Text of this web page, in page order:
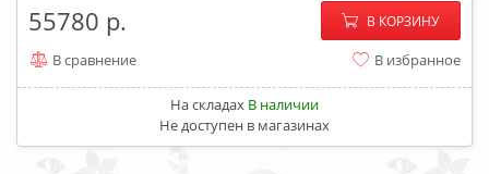
55780 − +
В КОРЗИНУ
В сравнение В избранное
На складах В наличии
Не доступен в магазинах